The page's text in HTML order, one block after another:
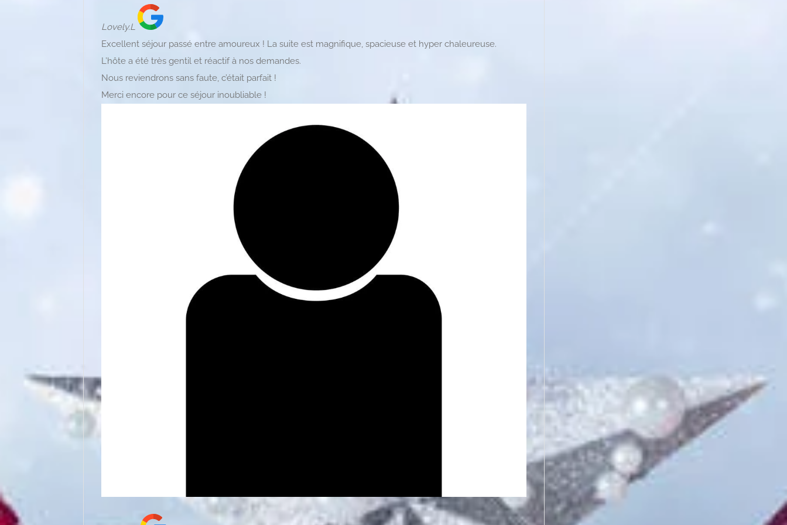
Lovely.L
Excellent séjour passé entre amoureux ! La suite est magnifique, spacieuse et hyper chaleureuse.
L’hôte a été très gentil et réactif à nos demandes.
Nous reviendrons sans faute, c’était parfait !
Merci encore pour ce séjour inoubliable !